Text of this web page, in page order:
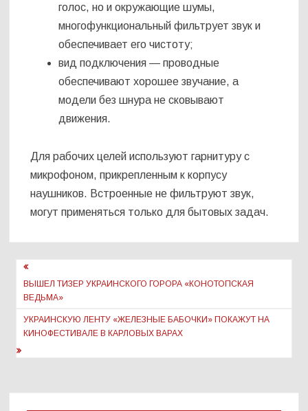
голос, но и окружающие шумы,
многофункциональный фильтрует звук и
обеспечивает его чистоту;
вид подключения — проводные
обеспечивают хорошее звучание, а
модели без шнура не сковывают
движения.
Для рабочих целей используют гарнитуру с
микрофоном, прикрепленным к корпусу
наушников. Встроенные не фильтруют звук,
могут применяться только для бытовых задач.
Навигация
по
записям
ВЫШЕЛ ТИЗЕР УКРАИНСКОГО ГОРОРА «КОНОТОПСКАЯ
ВЕДЬМА»
УКРАИНСКУЮ ЛЕНТУ «ЖЕЛЕЗНЫЕ БАБОЧКИ» ПОКАЖУТ НА
КИНОФЕСТИВАЛЕ В КАРЛОВЫХ ВАРАХ